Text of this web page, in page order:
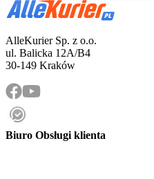
AlleKurier Sp. z o.o.
ul. Balicka 12A/B4
30-149 Kraków
Biuro Obsługi klienta